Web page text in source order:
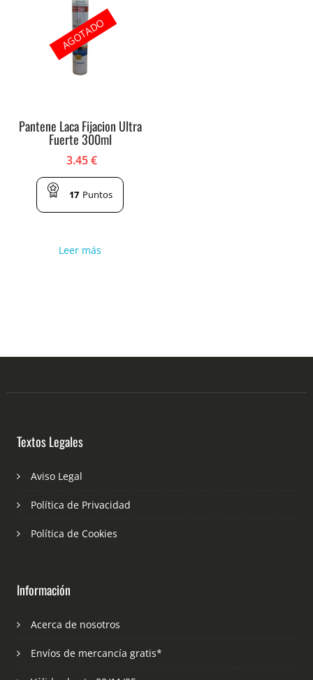
Pantene Laca Fijacion Ultra
Fuerte 300ml
3.45€
17 Puntos
Leer más
AGOTADO
Textos Legales
Aviso Legal
Política de Privacidad
Política de Cookies
Información
Acerca de nosotros
Envíos de mercancía gratis*